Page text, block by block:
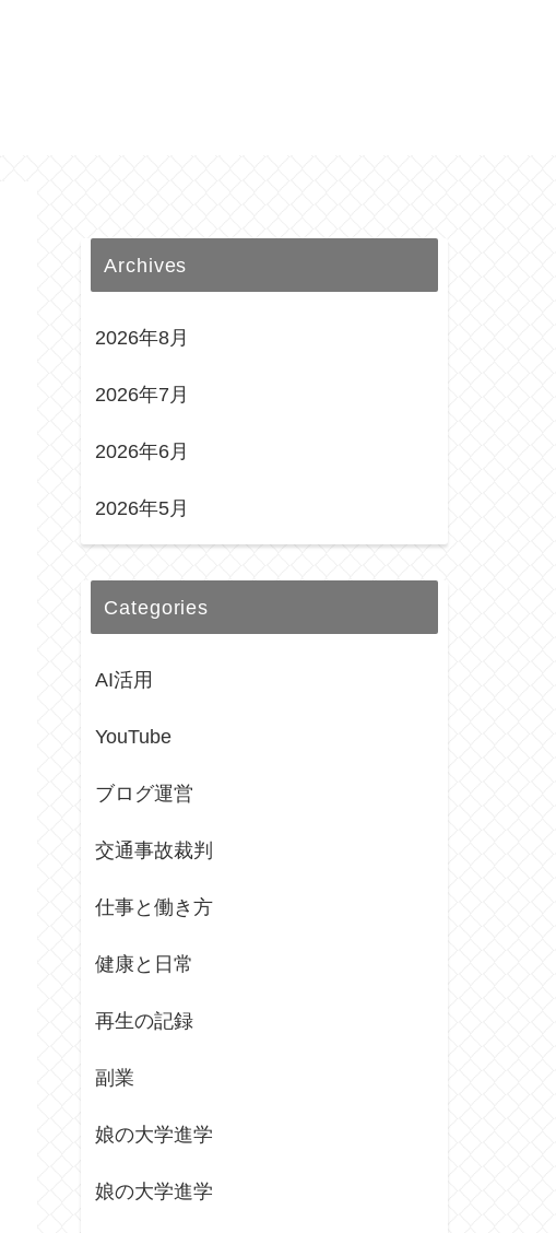
Archives
2026年8月
2026年7月
2026年6月
2026年5月
Categories
AI活用
YouTube
ブログ運営
交通事故裁判
仕事と働き方
健康と日常
再生の記録
副業
娘の大学進学
娘の大学進学